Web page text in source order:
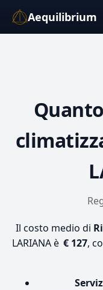
Aequilibrium
Il costo medio di
LARIANA è € 127,